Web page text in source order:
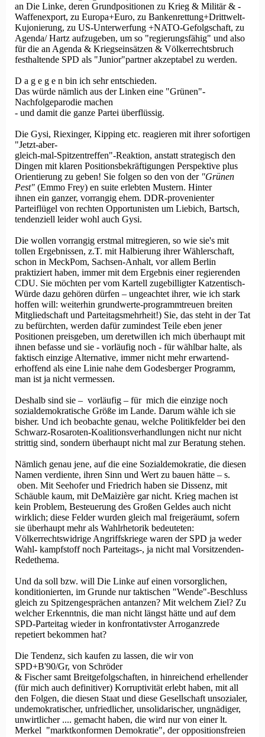
an Die Linke, deren Grundpositionen zu Krieg & Militär & -
Waffenexport, zu Europa+Euro, zu Bankenrettung+Drittwelt-
Kujonierung, zu US-Unterwerfung +NATO-Gefolgschaft, zu
Agenda/ Hartz aufzugeben, um so "regierungsfähig" und also
für die an Agenda & Kriegseinsätzen & Völkerrechtsbruch
festhaltende SPD als "Junior"partner akzeptabel zu werden.
D a g e g e n bin ich sehr entschieden.
Das würde nämlich aus der Linken eine "Grünen"-
Nachfolgeparodie machen
- und damit die ganze Partei überflüssig.
Die Gysi, Riexinger, Kipping etc. reagieren mit ihrer sofortigen
"Jetzt-aber-
gleich-mal-Spitzentreffen"-Reaktion, anstatt strategisch den
Dingen mit klaren Positionsbekräftigungen Perspektive plus
Orientierung zu geben! Sie folgen so den von der "Grünen
Pest" (Emmo Frey) en suite erlebten Mustern. Hinter
ihnen ein ganzer, vorrangig ehem. DDR-provenienter
Parteiflügel von rechten Opportunisten um Liebich, Bartsch,
tendenziell leider wohl auch Gysi.
Die wollen vorrangig erstmal mitregieren, so wie sie's mit
tollen Ergebnissen, z.T. mit Halbierung ihrer Wählerschaft,
schon in MeckPom, Sachsen-Anhalt, vor allem Berlin
praktiziert haben, immer mit dem Ergebnis einer regierenden
CDU. Sie möchten per vom Kartell zugebilligter Katzentisch-
Würde dazu gehören dürfen – ungeachtet ihrer, wie ich stark
hoffen will: weiterhin grundwerte-programmtreuen breiten
Mitgliedschaft und Parteitagsmehrheit!) Sie, das steht in der Tat
zu befürchten, werden dafür zumindest Teile eben jener
Positionen preisgeben, um deretwillen ich mich überhaupt mit
ihnen befasse und sie - vorläufig noch - für wählbar halte, als
faktisch einzige Alternative, immer nicht mehr erwartend-
erhoffend als eine Linie nahe dem Godesberger Programm,
man ist ja nicht vermessen.
Deshalb sind sie – vorläufig – für mich die einzige noch
sozialdemokratische Größe im Lande. Darum wähle ich sie
bisher. Und ich beobachte genau, welche Politikfelder bei den
Schwarz-Rosaroten-Koalitionsverhandlungen nicht nur nicht
strittig sind, sondern überhaupt nicht mal zur Beratung stehen.
Nämlich genau jene, auf die eine Sozialdemokratie, die diesen
Namen verdiente, ihren Sinn und Wert zu bauen hätte – s.
oben. Mit Seehofer und Friedrich haben sie Dissenz, mit
Schäuble kaum, mit DeMaizière gar nicht. Krieg machen ist
kein Problem, Besteuerung des Großen Geldes auch nicht
wirklich; diese Felder wurden gleich mal freigeräumt, sofern
sie überhaupt mehr als Wahlrhetorik bedeuteten:
Völkerrechtswidrige Angriffskriege waren der SPD ja weder
Wahl- kampfstoff noch Parteitags-, ja nicht mal Vorsitzenden-
Redethema.
Und da soll bzw. will Die Linke auf einen vorsorglichen,
konditionierten, im Grunde nur taktischen "Wende"-Beschluss
gleich zu Spitzengesprächen antanzen? Mit welchem Ziel? Zu
welcher Erkenntnis, die man nicht längst hätte und auf dem
SPD-Parteitag wieder in konfrontativster Arroganzrede
repetiert bekommen hat?
Die Tendenz, sich kaufen zu lassen, die wir von
SPD+B'90/Gr, von Schröder
& Fischer samt Breitgefolgschaften, in hinreichend erhellender
(für mich auch definitiver) Korruptivität erlebt haben, mit all
den Folgen, die diesen Staat und diese Gesellschaft unsozialer,
undemokratischer, unfriedlicher, unsolidarischer, ungnädiger,
unwirtlicher .... gemacht haben, die wird nur von einer lt.
Merkel "marktkonformen Demokratie", der oppositionsfreien